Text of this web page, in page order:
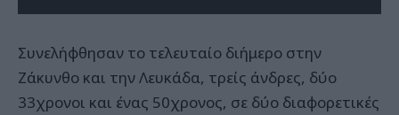
Συνελήφθησαν το τελευταίο διήμερο στην
Ζάκυνθο και την Λευκάδα, τρείς άνδρες, δύο
33χρονοι και ένας 50χρονος, σε δύο διαφορετικές